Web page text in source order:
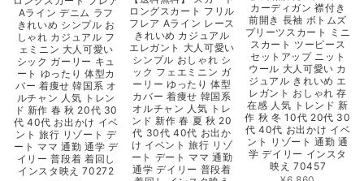
Aライン デニム ラフ
きれいめ シンプル お
しゃれ カジュアル フ
ェミニン 大人可愛い
シック ガーリー キュ
ート ゆったり 体型カ
バー 着痩せ 韓国系 オ
ルチャン 人気 トレン
ド 新作 春 秋 20代 30
代 40代 お出かけ イベ
ント 旅行 リゾート デ
ート ママ 通勤 通学 デ
イリー 普段着 着回し
インスタ映え 70272
ロングスカート フリル
フレア Aライン レース
きれいめ カジュアル
エレガント 大人可愛い
シンプル おしゃれ シ
ック フェエミニン ガ
ーリー ゆったり 体型
カバー 着痩せ 韓国系
オルチャン 人気 トレ
ンド 新作 春 夏 秋 20
代 30代 40代 お出か
け イベント 旅行 リゾ
ート デート ママ 通勤
通学 デイリー 普段着
カーディガン 襟付き
前開き 長袖 ボトムズ
プリーツスカート ミニ
スカート ツーピース
セットアップ ニット
ウール 大人可愛い カ
ジュアル きれいめ エ
レガント おしゃれ 存
在感 人気 トレンド 新
作 秋 冬 10代 20代 30
代 40代 お出かけ イベ
ント リゾート 通勤 通
学 デイリー インスタ
映え 70457